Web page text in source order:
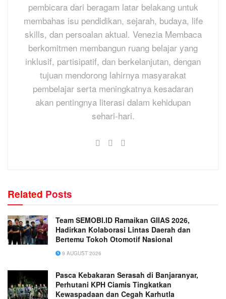
pembicara dari beragam latar belakang untuk
membahas isu pendidikan, sejarah, budaya, life
skills, dan persoalan aktual. Venezia Membaca
berkomitmen membangun ruang belajar yang
inklusif, partisipatif, dan berkelanjutan, dengan
tujuan mendorong lahirnya masyarakat
pembelajar serta meningkatnya kesadaran
akan pentingnya literasi dalam kehidupan
sehari-hari.
Related Posts
Team SEMOBI.ID Ramaikan GIIAS 2026,
Hadirkan Kolaborasi Lintas Daerah dan
Bertemu Tokoh Otomotif Nasional
9 AUGUST 2026
Pasca Kebakaran Serasah di Banjaranyar,
Perhutani KPH Ciamis Tingkatkan
Kewaspadaan dan Cegah Karhutla